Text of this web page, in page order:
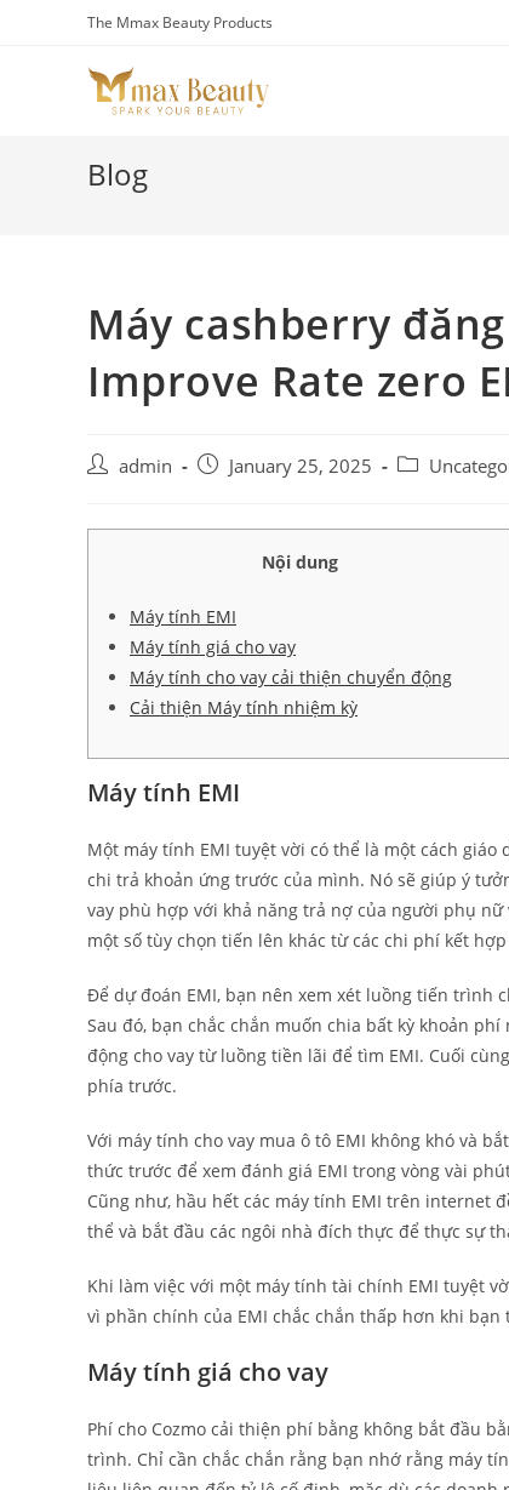
The Mmax Beauty Products
Blog
Máy cashberry
Improve Rate zero
Postadmin
Post January 25, 2025
Post
Nội dung
Máy tính EMI
Máy tính giá cho vay
Máy tính cho vay cải thiện chuyển động
Cải thiện Máy tính nhiệm kỳ
Máy tính EMI
Một máy tính EMI tuyệt vời có thể là một cách
chi trả khoản ứng trước của mình. Nó sẽ giúp ý
vay phù hợp với khả năng trả nợ của người phụ
một số tùy chọn tiến lên khác từ các chi phí kết
Để dự đoán EMI, bạn nên xem xét luồng tiến trình
Sau đó, bạn chắc chắn muốn chia bất kỳ khoản
động cho vay từ luồng tiền lãi để tìm EMI. Cuối
phía trước.
Với máy tính cho vay mua ô tô EMI không khó và
thức trước để xem đánh giá EMI trong vòng vài
Cũng như, hầu hết các máy tính EMI trên internet
thể và bắt đầu các ngôi nhà đích thực để thực sự
Khi làm việc với một máy tính tài chính EMI tuyệt
vì phần chính của EMI chắc chắn thấp hơn khi
Máy tính giá cho vay
Phí cho Cozmo cải thiện phí bằng không bắt đầu
trình. Chỉ cần chắc chắn rằng bạn nhớ rằng máy